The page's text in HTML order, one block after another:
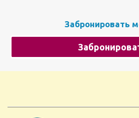
Забронировать